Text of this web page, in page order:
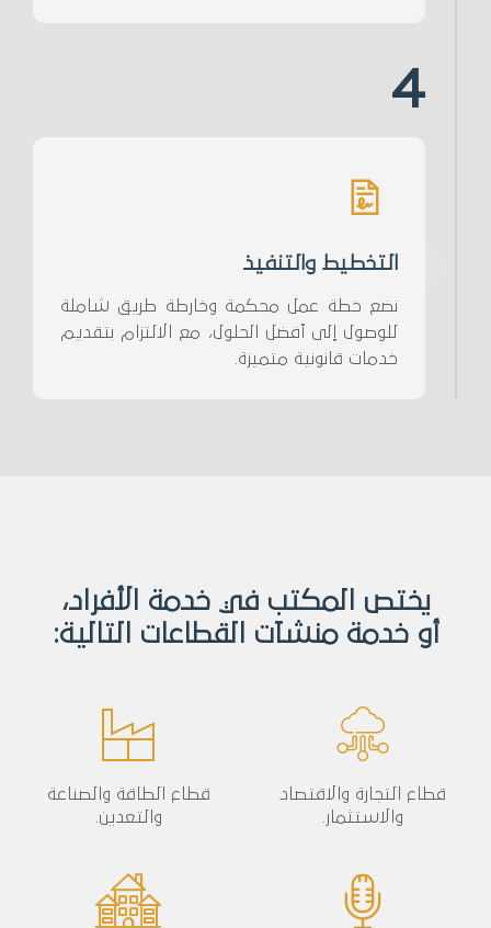
التخطيط والتنفيذ
نضع خطة عمل محكمة وخارطة طريق شاملة
للوصول إلى أفضل الحلول، مع الالتزام بتقديم
خدمات قانونية متميزة.
4
يختص المكتب في خدمة الأفراد،
أو خدمة منشآت القطاعات التالية:
قطاع التجارة والاقتصاد
والاستثمار.
قطاع الطاقة والصناعة
والتعدين.